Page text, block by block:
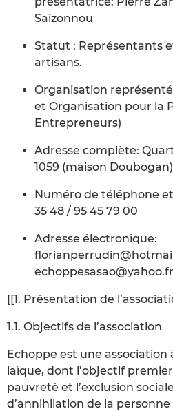
Saizonnou
Statut : Représentants
artisans.
Organisation
et Organisation pour la
Entrepreneurs)
Adresse complète:
1059 (maison
Numéro de téléphone
35 48 / 95 45 79 00
Adresse électronique:
echoppesasao@yahoo.fr
[[1. Présentation de
1.1. Objectifs de l’association
Echoppe est une
laïque, dont l’objectif
pauvreté et l’exclusion
d’annihilation de la